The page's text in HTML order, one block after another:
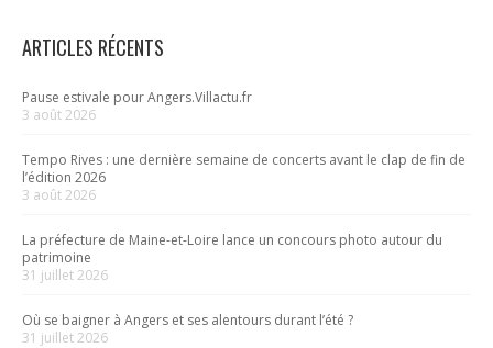
ARTICLES RÉCENTS
Pause estivale pour Angers.Villactu.fr
3 août 2026
Tempo Rives : une dernière semaine de concerts avant le clap de fin de
l’édition 2026
3 août 2026
La préfecture de Maine-et-Loire lance un concours photo autour du
patrimoine
31 juillet 2026
Où se baigner à Angers et ses alentours durant l’été ?
31 juillet 2026